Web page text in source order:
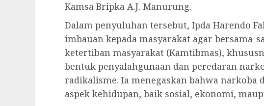
Kamsa Bripka A.J. Manurung.
Dalam penyuluhan tersebut, Ipda Harendo
imbauan kepada masyarakat agar bersama-
ketertiban masyarakat (Kamtibmas),
bentuk penyalahgunaan dan peredaran
radikalisme. Ia menegaskan bahwa narkoba
aspek kehidupan, baik sosial, ekonomi,